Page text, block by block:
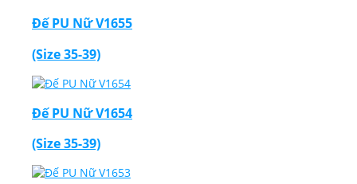
Đế PU Nữ V1655
(Size 35-39)
Đế PU Nữ V1654
(Size 35-39)